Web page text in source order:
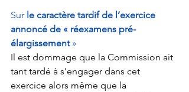
Sur le caractère tardif de l’exercice
annoncé de « réexamens pré-
élargissement »
Il est dommage que la Commission ait
tant tardé à s’engager dans cet
exercice alors même que la